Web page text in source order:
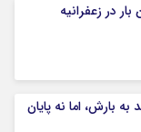
امید به بارش، اما نه پایان